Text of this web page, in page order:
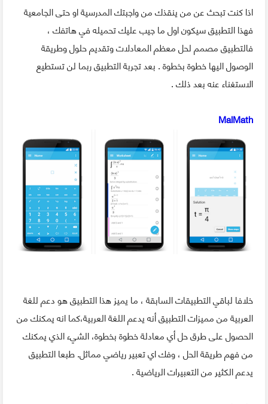
اذا كنت تبحث عن من ينقذك من واجبتك المدرسية او حتى الجامعية
فهذا التطبيق سيكون اول ما جيب عليك تحميله في هاتفك ،
فالتطبيق مصمم لحل معظم المعادلات وتقديم حلول وطريقة
الوصول اليها خطوة بخطوة . بعد تجربة التطبيق ربما لن تستطيع
الاستغناء عنه بعد ذلك .
MalMath
خلافا لباقي التطبيقات السابقة ، ما يميز هذا التطبيق هو دعم للغة
العربية من مميزات التطبيق أنه يدعم اللغة العربية،كما انه يمكنك من
الحصول على طرق حل أي معادلة خطوة بخطوة، الشيء الذي يمكنك
من فهم طريقة الحل ، وفك اي تعبير رياضي مماثل. طبعا التطبيق
يدعم الكثير من التعبيرات الرياضية .